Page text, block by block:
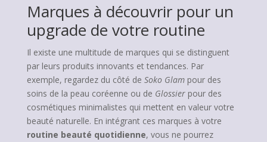
Marques à découvrir pour un
upgrade de votre routine
Il existe une multitude de marques qui se distinguent
par leurs produits innovants et tendances. Par
exemple, regardez du côté de Soko Glampour des
soins de la peau coréenne ou de Glossierpour des
cosmétiques minimalistes qui mettent en valeur votre
beauté naturelle. En intégrant ces marques à votre
routine beauté quotidienne, vous ne pourrez